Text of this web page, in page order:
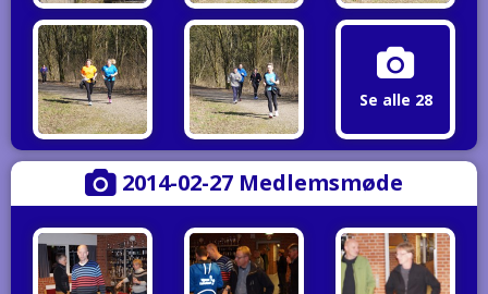
Se alle 28
2014-02-27 Medlemsmøde